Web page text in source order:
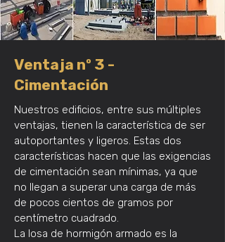
Ventaja nº 3 -
Cimentación
Nuestros edificios, entre sus múltiples
ventajas, tienen la característica de ser
autoportantes y ligeros. Estas dos
características hacen que las exigencias
de cimentación sean mínimas, ya que
no llegan a superar una carga de más
de pocos cientos de gramos por
centímetro cuadrado.
La losa de hormigón armado es la